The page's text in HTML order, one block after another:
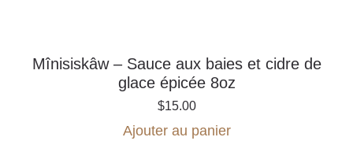
Mînisiskâw – Sauce aux baies et cidre de
glace épicée 8oz
$15.00
Ajouter au panier